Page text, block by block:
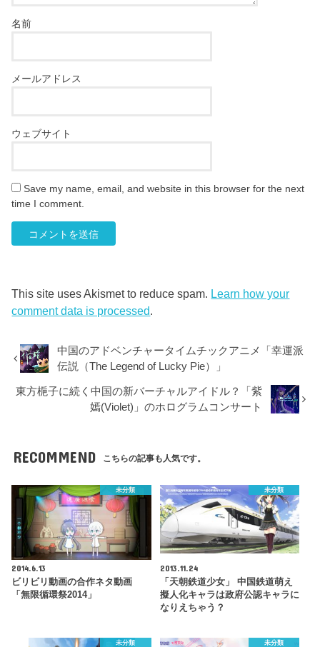
名前
メールアドレス
ウェブサイト
Save my name, email, and website in this browser for the next
time I comment.
This site uses Akismet to reduce spam. Learn how your
comment data is processed.
中国のアドベンチャータイムチックアニメ「幸運派
伝説（The Legend of Lucky Pie）」
東方梔子に続く中国の新バーチャルアイドル？「紫
嫣(Violet)」のホログラムコンサート
RECOMMEND こちらの記事も人気です。
未分類
2014.6.13
ビリビリ動画の合作ネタ動画
「無限循環祭2014」
未分類
2013.11.24
「天朝鉄道少女」 中国鉄道萌え
擬人化キャラは政府公認キャラに
なりえちゃう？
未分類 未分類